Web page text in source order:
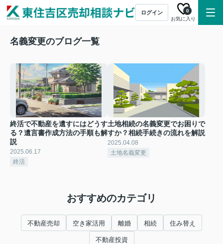
ログイン
お気に入り
0
名義変更のブログ一覧
終活で不動産を遺すにはどうす
る？遺言書作成方法の手順も解
説
2025.06.17
終活
土地相続の名義変更でお困りで
すか？相続手続きの流れを解説
2025.04.08
土地名義変更
おすすめのカテゴリ
不動産売却 空き家活用 離婚 相続 住み替え
不動産投資